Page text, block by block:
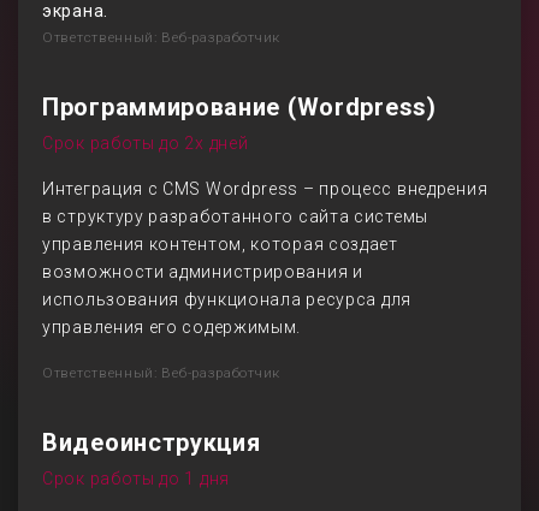
экрана.
Ответственный: Веб-разработчик
Программирование (Wordpress)
Срок работы до 2х дней
Интеграция с CMS Wordpress – процесс внедрения
в структуру разработанного сайта системы
управления контентом, которая создает
возможности администрирования и
использования функционала ресурса для
управления его содержимым.
Ответственный: Веб-разработчик
Видеоинструкция
Срок работы до 1 дня